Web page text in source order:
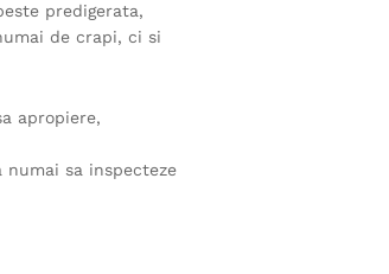
predigerata,
de crapi, ci si
apropiere,
sa inspecteze